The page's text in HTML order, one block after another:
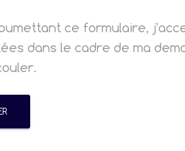
ce formulaire,
dans le cadre de ma